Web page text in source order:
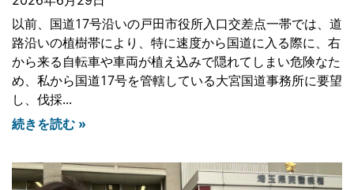
以前、国道17号沿いの戸田市役所入口交差点一帯では、道
路沿いの植樹帯により、特に速度から国道に入る際に、右
から来る自転車や車両が植え込みで隠れてしまい危険なた
め、私から国道17号を管轄している大宮国道事務所に要望
し、伐採
続きを読む »